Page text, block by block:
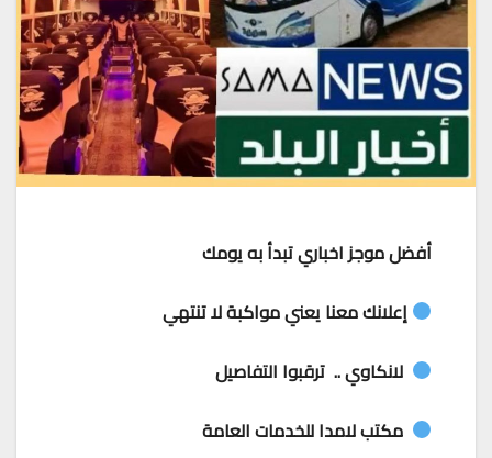
أفضل موجز اخباري تبدأ به يومك
إعلانك معنا يعني مواكبة لا تنتهي
لانكاوي .. ترقبوا التفاصيل
مكتب لامدا للخدمات العامة